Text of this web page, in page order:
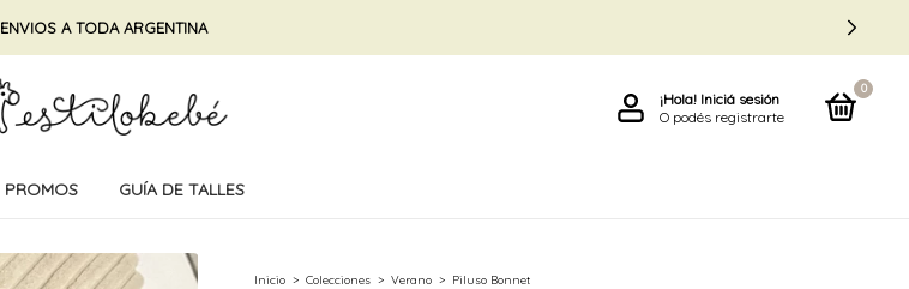
ENVIOS A TODA ARGENTINA
¡Hola! Iniciá sesión
O podés registrarte
0
PROMOS GUÍA DE TALLES
Inicio > Colecciones > Verano > Piluso Bonnet